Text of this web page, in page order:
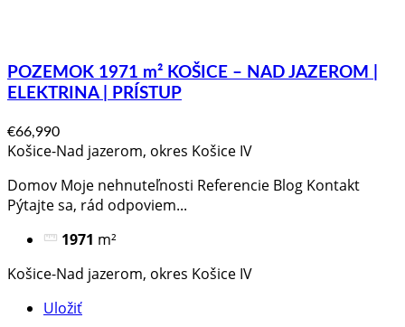
POZEMOK 1971 m² KOŠICE – NAD JAZEROM |
ELEKTRINA | PRÍSTUP
€66,990
Košice-Nad jazerom, okres Košice IV
Domov Moje nehnuteľnosti Referencie Blog Kontakt
Pýtajte sa, rád odpoviem​...
1971 m²
Košice-Nad jazerom, okres Košice IV
Uložiť